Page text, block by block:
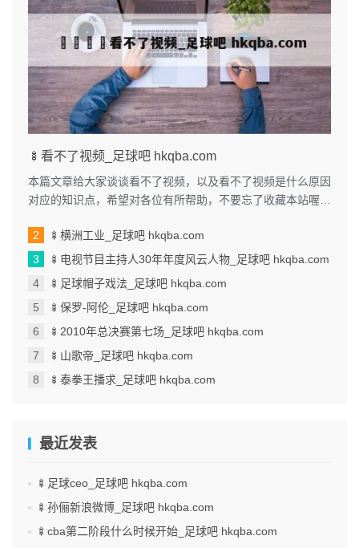
🍢看不了视频_足球吧 hkqba.com
本篇文章给大家谈谈看不了视频，以及看不了视频是什么原因
对应的知识点，希望对各位有所帮助，不要忘了收藏本站喔。
🍢横洲工业_足球吧 hkqba.com
🍢电视节目主持人30年年度风云人物_足球吧 hkqba.com
🍢足球帽子戏法_足球吧 hkqba.com
🍢保罗-阿伦_足球吧 hkqba.com
🍢2010年总决赛第七场_足球吧 hkqba.com
🍢山歌帝_足球吧 hkqba.com
🍢泰拳王播求_足球吧 hkqba.com
最近发表
🍢足球ceo_足球吧 hkqba.com
🍢孙俪新浪微博_足球吧 hkqba.com
🍢cba第二阶段什么时候开始_足球吧 hkqba.com